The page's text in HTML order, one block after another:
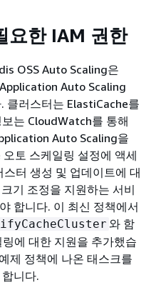
요한 IAM 권한
OSS Auto Scaling은
Auto Scaling
클러스터는 ElastiCache를
는 CloudWatch를 통해
Auto Scaling을
토 스케일링 설정에 액세
터 생성 및 업데이트에 대
기 조정을 지원하는 서비
합니다. 이 최신 정책에서
와 함
에 대한 지원을 추가했습
제 정책에 나온 태스크를
니다.